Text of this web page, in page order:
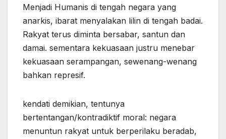
Menjadi Humanis di tengah negara yang
anarkis, ibarat menyalakan lilin di tengah badai.
Rakyat terus diminta bersabar, santun dan
damai. sementara kekuasaan justru menebar
kekuasaan serampangan, sewenang-wenang
bahkan represif.
kendati demikian, tentunya
bertentangan/kontradiktif moral: negara
menuntun rakyat untuk berperilaku beradab,